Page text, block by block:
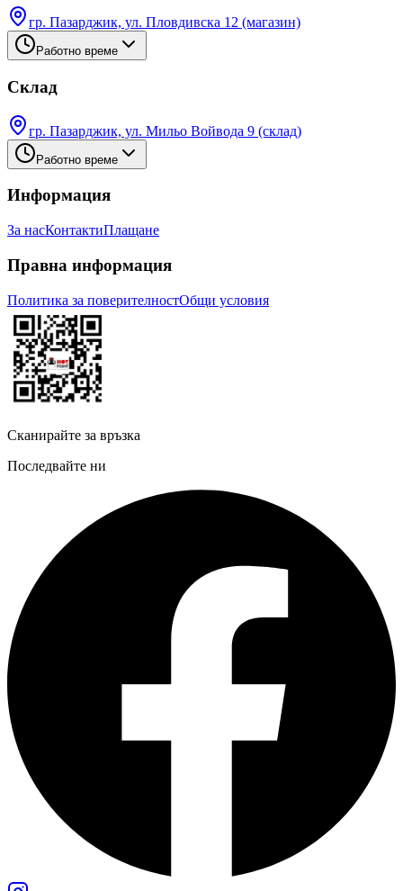
гр. Пазарджик, ул. Пловдивска 12 (магазин)
Работно време
Склад
гр. Пазарджик, ул. Мильо Войвода 9 (склад)
Работно време
Информация
За насКонтактиПлащане
Правна информация
Политика за поверителностОбщи условия
Сканирайте за връзка
Последвайте ни